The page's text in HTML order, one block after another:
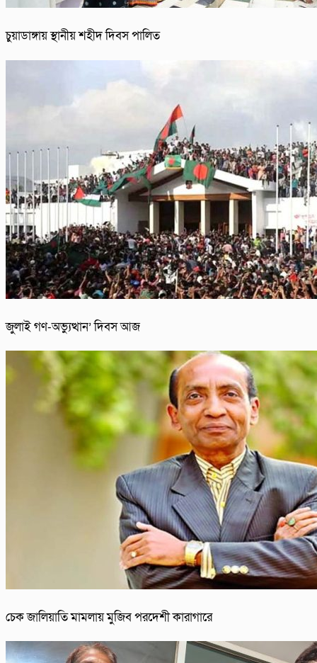
চুয়াডাঙ্গায় স্থানীয় শহীদ দিবস পা‌লিত
জুলাই গণ-অভ্যুত্থান’ দিবস আজ
চেক জালিয়াতি মামলায় মুজিব পরদেশী কারাগারে